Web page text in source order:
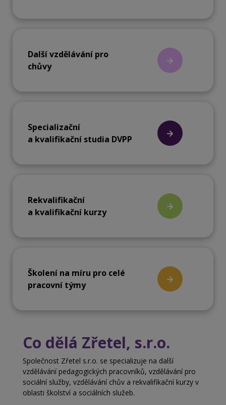
Další vzdělávání pro
chůvy
Specializační
a kvalifikační studia DVPP
Rekvalifikační
a kvalifikační kurzy
Školení na míru pro celé
pracovní týmy
Co dělá Zřetel, s.r.o.
Společnost Zřetel s.r.o. se specializuje na další
vzdělávání pedagogických pracovníků, vzdělávání pro
sociální služby, vzdělávání chův a rekvalifikační kurzy v
oblasti školství a sociálních služeb.